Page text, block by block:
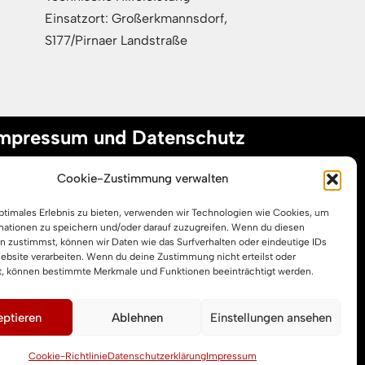
Cookie-Zustimmung verwalten
Erlebnis zu bieten, verwenden wir Technologien wie Cookies, um
zu speichern und/oder darauf zuzugreifen. Wenn du diesen
zustimmst, können wir Daten wie das Surfverhalten oder eindeutige IDs
verarbeiten. Wenn du deine Zustimmung nicht erteilst oder
können bestimmte Merkmale und Funktionen beeinträchtigt werden.
Ablehnen Einstellungen ansehen
Cookie-RichtlinieDatenschutzerklärungImpressum
Einsatzort: Großerkmannsdorf,
S177/Pirnaer Landstraße
und Datenschutz
Richtlinie (EU)